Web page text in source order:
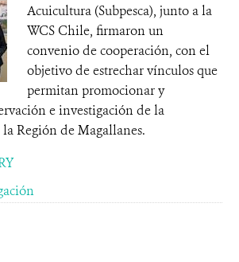
Acuicultura (Subpesca), junto a la
WCS Chile, firmaron un
convenio de cooperación, con el
objetivo de estrechar vínculos que
permitan promocionar y
e investigación de la
Región de Magallanes.